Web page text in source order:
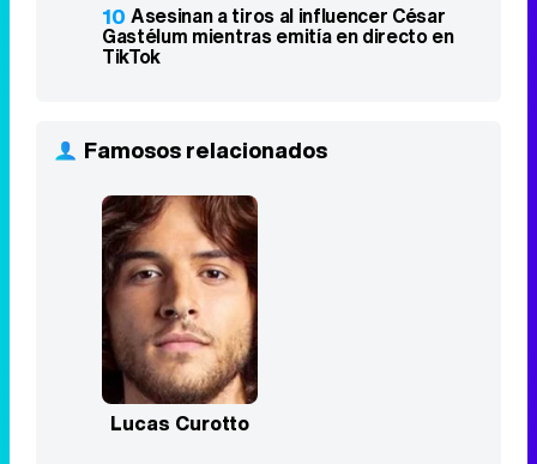
10 Asesinan a tiros al influencer César
Gastélum mientras emitía en directo en
TikTok
Famosos relacionados
Lucas Curotto